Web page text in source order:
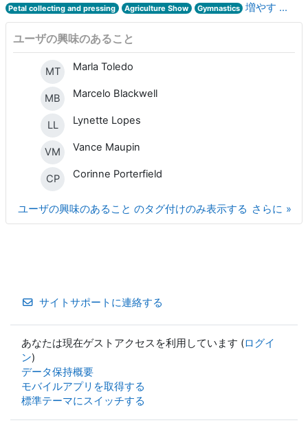
Petal collecting and pressing
Agriculture Show Gymnastics 増やす ...
ユーザの興味のあること
MT Marla Toledo
MB Marcelo Blackwell
LL Lynette Lopes
VM Vance Maupin
CP Corinne Porterfield
さらに
ユーザの興味のあること のタグ付けのみ表示する
サイトサポートに連絡する
あなたは現在ゲストアクセスを利用しています (ログイ
ン)
データ保持概要
モバイルアプリを取得する
標準テーマにスイッチする